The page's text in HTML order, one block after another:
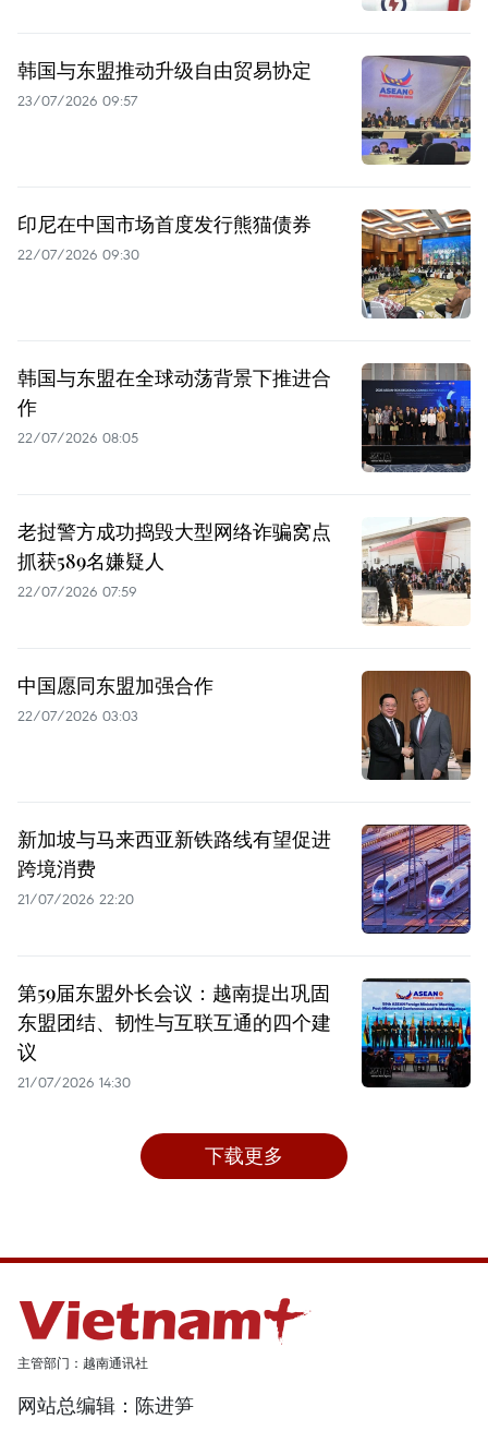
韩国与东盟推动升级自由贸易协定
23/07/2026 09:57
印尼在中国市场首度发行熊猫债券
22/07/2026 09:30
韩国与东盟在全球动荡背景下推进合
作
22/07/2026 08:05
老挝警方成功捣毁大型网络诈骗窝点
抓获589名嫌疑人
22/07/2026 07:59
中国愿同东盟加强合作
22/07/2026 03:03
新加坡与马来西亚新铁路线有望促进
跨境消费
21/07/2026 22:20
第59届东盟外长会议：越南提出巩固
东盟团结、韧性与互联互通的四个建
议
21/07/2026 14:30
下载更多
主管部门：越南通讯社
网站总编辑：陈进笋